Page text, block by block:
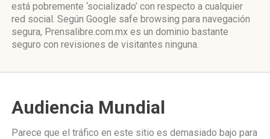
está pobremente ‘socializado’ con respecto a cualquier
red social. Según Google safe browsing para navegación
segura, Prensalibre.com.mx es un dominio bastante
seguro con revisiones de visitantes ninguna.
Audiencia Mundial
Parece que el tráfico en este sitio es demasiado bajo para